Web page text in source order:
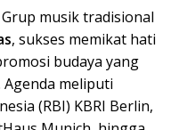
musik tradisional
, sukses memikat hati
budaya yang
Agenda meliputi
(RBI) KBRI Berlin,